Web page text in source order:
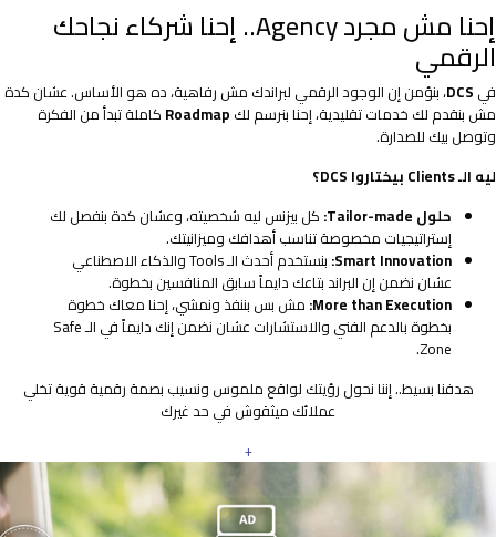
إحنا مش مجرد Agency.. إحنا شركاء نجاحك
الرقمي
في DCS، بنؤمن إن الوجود الرقمي لبراندك مش رفاهية، ده هو الأساس. عشان كدة
مش بنقدم لك خدمات تقليدية، إحنا بنرسم لك Roadmap كاملة تبدأ من الفكرة
وتوصل بيك للصدارة.
ليه الـ Clients بيختاروا DCS؟
حلول Tailor-made:
كل بيزنس ليه شخصيته، وعشان كدة بنفصل لك
إستراتيجيات مخصوصة تناسب أهدافك وميزانيتك.
Smart Innovation:
بنستخدم أحدث الـ Tools والذكاء الاصطناعي
عشان نضمن إن البراند بتاعك دايماً سابق المنافسين بخطوة.
More than Execution: مش بس بننفذ ونمشي، إحنا معاك خطوة
بخطوة بالدعم الفني والاستشارات عشان نضمن إنك دايماً في الـ Safe
Zone.
هدفنا بسيط.. إننا نحول رؤيتك لواقع ملموس ونسيب بصمة رقمية قوية تخلي
عملائك ميثقوش في حد غيرك
+